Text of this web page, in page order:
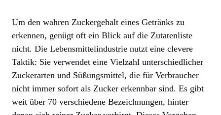
Um den wahren Zuckergehalt eines Getränks zu
erkennen, genügt oft ein Blick auf die Zutatenliste
nicht. Die Lebensmittelindustrie nutzt eine clevere
Taktik: Sie verwendet eine Vielzahl unterschiedlicher
Zuckerarten und Süßungsmittel, die für Verbraucher
nicht immer sofort als Zucker erkennbar sind. Es gibt
weit über 70 verschiedene Bezeichnungen, hinter